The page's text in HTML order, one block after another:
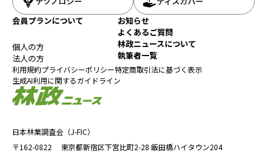
日本林業調査会（J-FIC）
〒162-0822
東京都新宿区下宮比町2-28 飯田橋ハイタウン204
会員プランについて
個人の方
法人の方
お知らせ
よくあるご質問
林政ニュースについて
執筆者一覧
利用規約プライバシーポリシー特定商取引法に基づく表示
生成AI利用に関するガイドライン